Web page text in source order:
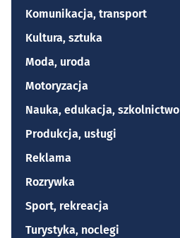
Komunikacja, transport
Kultura, sztuka
Moda, uroda
Motoryzacja
Nauka, edukacja, szkolnictwo
Produkcja, usługi
Reklama
Rozrywka
Sport, rekreacja
Turystyka, noclegi